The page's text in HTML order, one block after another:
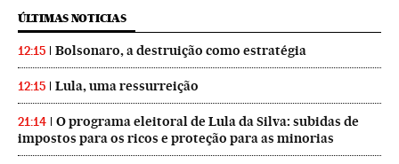
ÚLTIMAS NOTICIAS
12:15 Bolsonaro, a destruição como estratégia
12:15 Lula, uma ressurreição
21:14
O programa eleitoral de Lula da Silva: subidas de
impostos para os ricos e proteção para as minorias